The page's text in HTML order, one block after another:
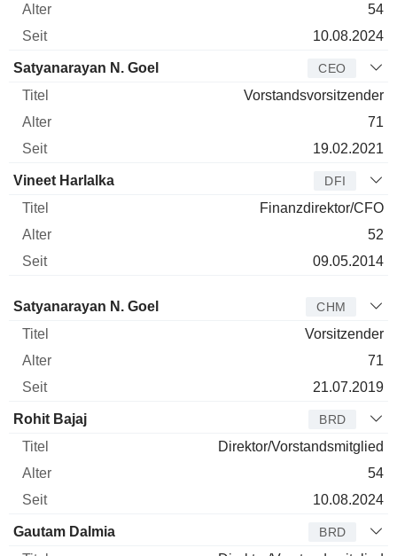
54
10.08.2024
Satyanarayan N. Goel CEO
Vorstandsvorsitzender
71
19.02.2021
Vineet Harlalka DFI
Finanzdirektor/CFO
52
09.05.2014
Verwaltungsratsmitglied
Satyanarayan N. Goel CHM
Vorsitzender
71
21.07.2019
Rohit Bajaj BRD
Direktor/Vorstandsmitglied
54
10.08.2024
Gautam Dalmia BRD